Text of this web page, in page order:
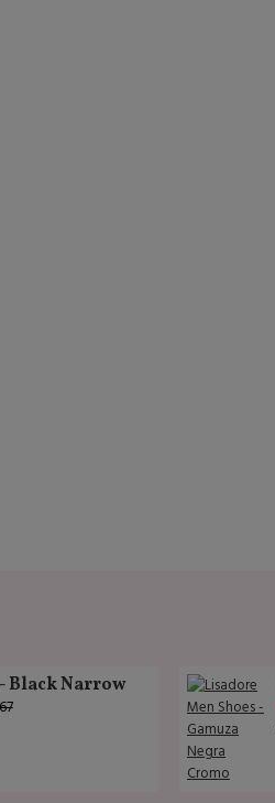
Black Narrow